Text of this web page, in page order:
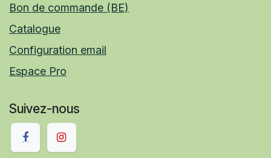
Bon de commande (BE)
Catalogue
Configuration email
Espace Pro
Suivez-nous